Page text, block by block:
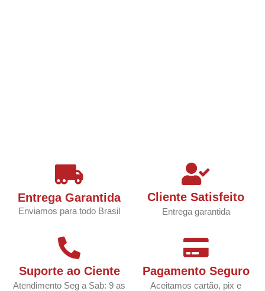
Entrega Garantida
Enviamos para todo Brasil
Cliente Satisfeito
Entrega garantida
Suporte ao Ciente
Atendimento Seg a Sab: 9 as
Pagamento Seguro
Aceitamos cartão, pix e